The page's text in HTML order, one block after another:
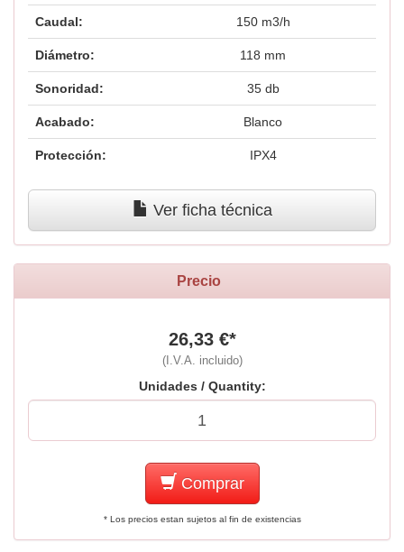
Caudal: 150 m3/h
Diámetro: 118 mm
Sonoridad: 35 db
Acabado: Blanco
Protección: IPX4
Ver ficha técnica
Precio
26,33 €*
(I.V.A. incluido)
Unidades / Quantity:
Comprar
* Los precios estan sujetos al fin de existencias